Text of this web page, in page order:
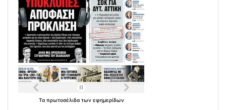
Τα πρωτοσέλιδα των εφημερίδων